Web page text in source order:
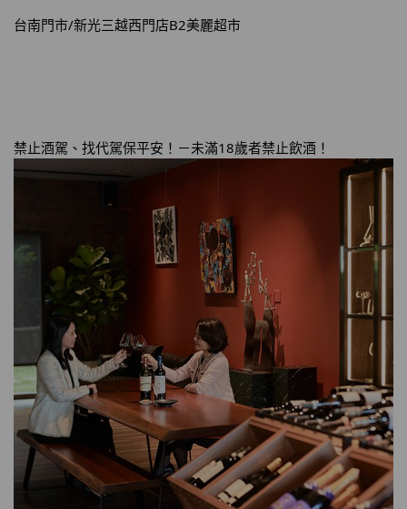
台南門市/新光三越西門店B2美麗超市
禁止酒駕、找代駕保平安！－未滿18歲者禁止飲酒！